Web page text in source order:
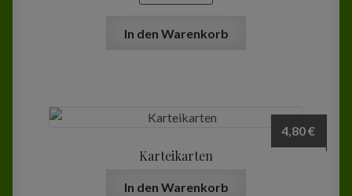
In den Warenkorb
Karteikarten
4,80€
In den Warenkorb